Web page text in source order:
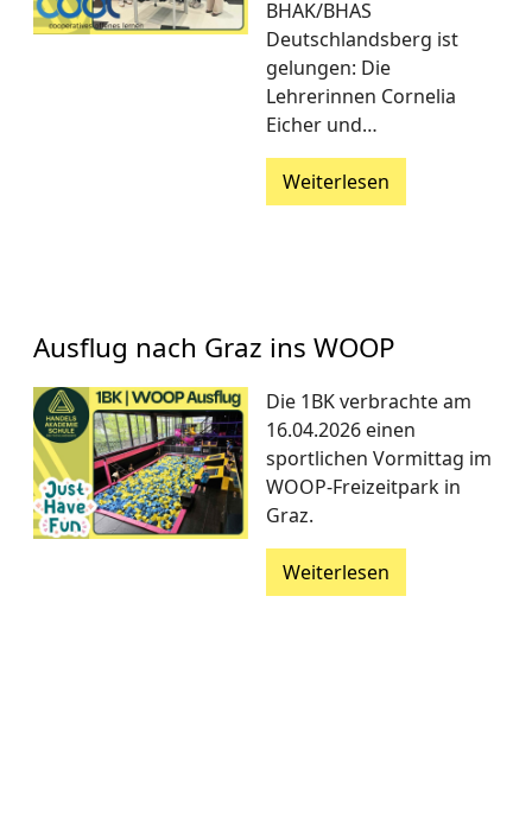
BHAK/BHAS
Deutschlandsberg ist
gelungen: Die
Lehrerinnen Cornelia
Eicher und…
Weiterlesen
Ausflug nach Graz ins WOOP
Die 1BK verbrachte am
16.04.2026 einen
sportlichen Vormittag im
WOOP-Freizeitpark in
Graz.
Weiterlesen